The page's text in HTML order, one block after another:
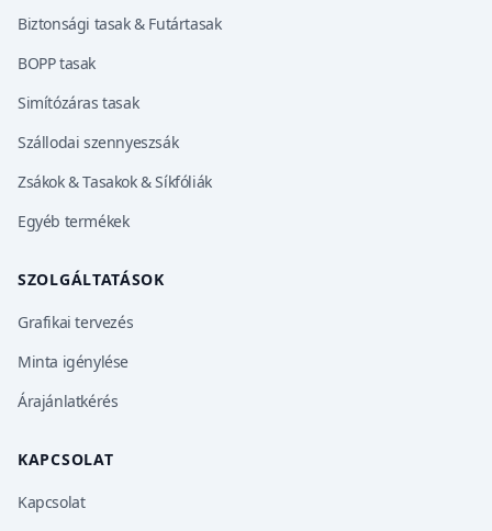
Biztonsági tasak & Futártasak
BOPP tasak
Simítózáras tasak
Szállodai szennyeszsák
Zsákok & Tasakok & Síkfóliák
Egyéb termékek
SZOLGÁLTATÁSOK
Grafikai tervezés
Minta igénylése
Árajánlatkérés
KAPCSOLAT
Kapcsolat